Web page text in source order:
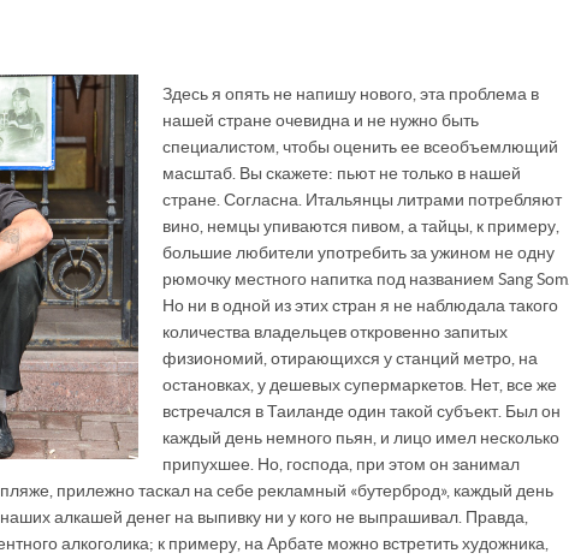
Здесь я опять не напишу нового, эта проблема в
нашей стране очевидна и не нужно быть
специалистом, чтобы оценить ее всеобъемлющий
масштаб. Вы скажете: пьют не только в нашей
стране. Согласна. Итальянцы литрами потребляют
вино, немцы упиваются пивом, а тайцы, к примеру,
большие любители употребить за ужином не одну
рюмочку местного напитка под названием Sang Som.
Но ни в одной из этих стран я не наблюдала такого
количества владельцев откровенно запитых
физиономий, отирающихся у станций метро, на
остановках, у дешевых супермаркетов. Нет, все же
встречался в Таиланде один такой субъект. Был он
каждый день немного пьян, и лицо имел несколько
припухшее. Но, господа, при этом он занимал
прилежно таскал на себе рекламный «бутерброд», каждый день
алкашей денег на выпивку ни у кого не выпрашивал. Правда,
алкоголика; к примеру, на Арбате можно встретить художника,